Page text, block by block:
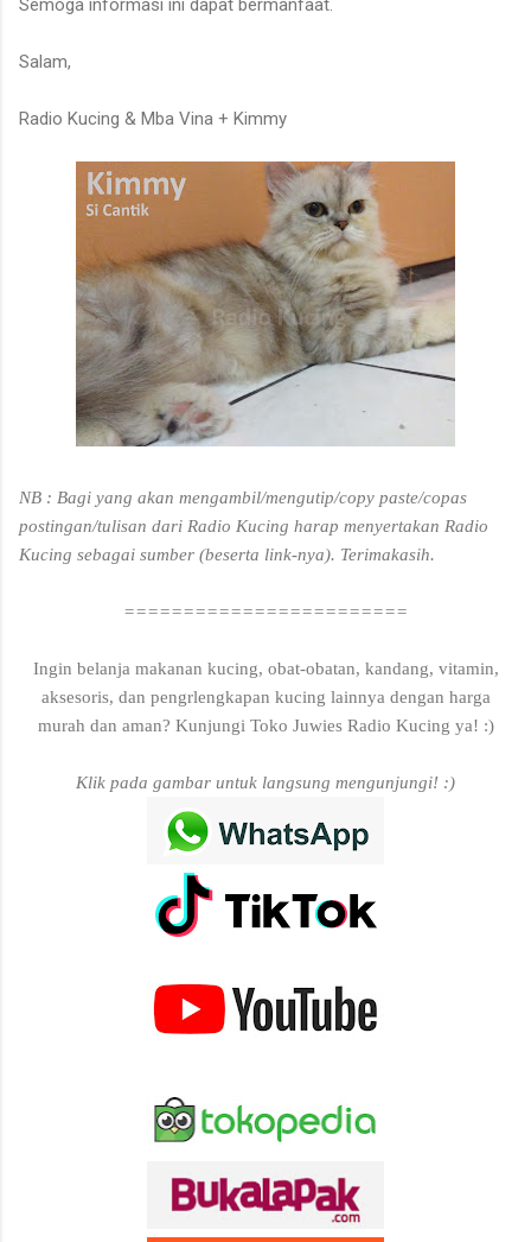
Salam,
Radio Kucing & Mba Vina + Kimmy
NB : Bagi yang akan mengambil/mengutip/copy paste/copas
postingan/tulisan dari Radio Kucing harap menyertakan Radio
Kucing sebagai sumber (beserta link-nya). Terimakasih.
========================
Ingin belanja makanan kucing, obat-obatan, kandang, vitamin,
aksesoris, dan pengrlengkapan kucing lainnya dengan harga
murah dan aman? Kunjungi Toko Juwies Radio Kucing ya! :)
Klik pada gambar untuk langsung mengunjungi! :)